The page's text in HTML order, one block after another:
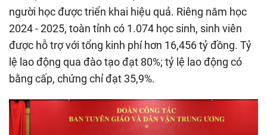
người học được triển khai hiệu quả. Riêng năm học
2024 - 2025, toàn tỉnh có 1.074 học sinh, sinh viên
được hỗ trợ với tổng kinh phí hơn 16,456 tỷ đồng. Tỷ
lệ lao động qua đào tạo đạt 80%; tỷ lệ lao động có
bằng cấp, chứng chỉ đạt 35,9%.